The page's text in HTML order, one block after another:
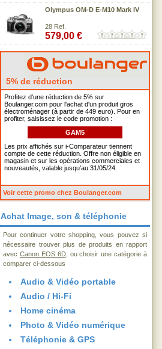
Olympus OM-D E-M10 Mark IV
28 Ref.
579,00 €
5% de réduction
Profitez d'une réduction de 5% sur
Boulanger.com pour l'achat d'un produit gros
électroménager (à partir de 449 euro). Pour en
profiter, saisissez le code promotion :
GAM5
Les prix affichés sur i-Comparateur tiennent
compte de cette réduction. Offre non éligible en
magasin et sur les opérations commerciales et
nouveautés, valable jusqu'au 31/05/24.
Voir cette promo chez Boulanger.com
Achat Image, son & téléphonie
Pour continuer votre shopping, vous pouvez si
nécessaire trouver plus de produits en rapport
avec Canon EOS 6D, ou choisir une catégorie à
comparer ci-dessous
Audio & Vidéo portable
Audio / Hi-Fi
Home cinéma
Photo & Vidéo numérique
Téléphonie & GPS